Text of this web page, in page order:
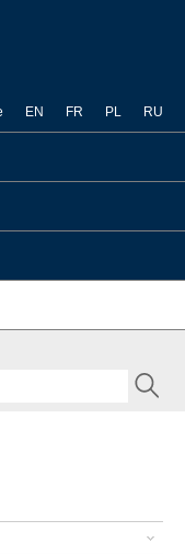
-
EN FR PL RU